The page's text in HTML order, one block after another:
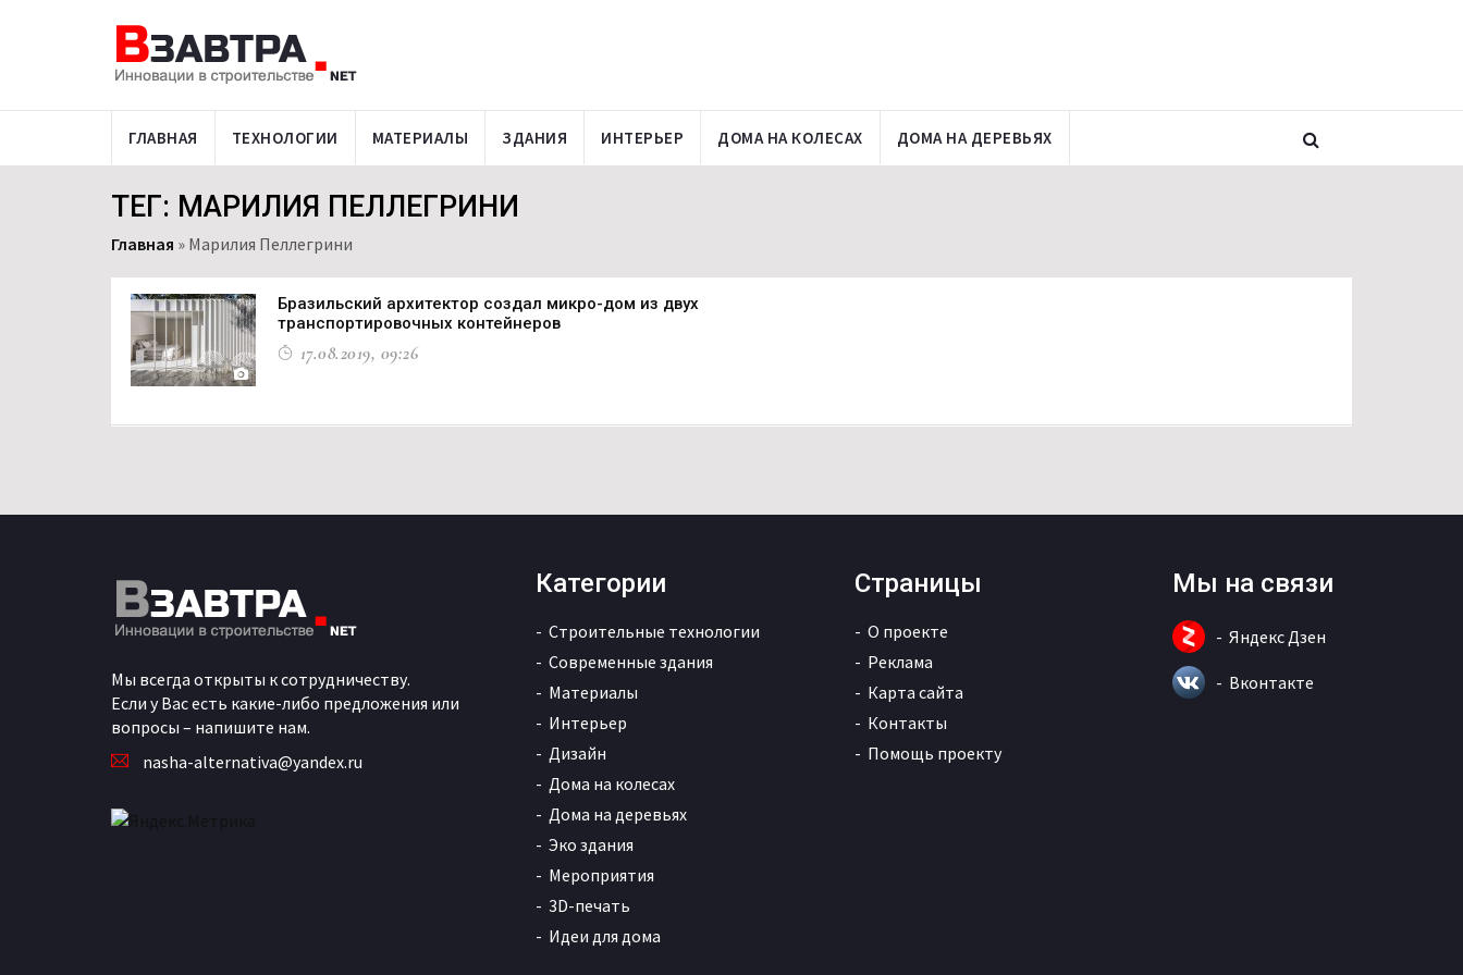
ГЛАВНАЯ ТЕХНОЛОГИИ МАТЕРИАЛЫ ЗДАНИЯ ИНТЕРЬЕР ДОМА НА КОЛЕСАХ ДОМА НА ДЕРЕВЬЯХ
ТЕГ: МАРИЛИЯ ПЕЛЛЕГРИНИ
Главная » Марилия Пеллегрини
Бразильский архитектор создал микро-дом из двух
транспортировочных контейнеров
17.08.2019, 09:26
Мы всегда открыты к сотрудничеству.
Если у Вас есть какие-либо предложения или
вопросы – напишите нам.
nasha-alternativa@yandex.ru
Категории
Строительные технологии
Современные здания
Материалы
Интерьер
Дизайн
Дома на колесах
Дома на деревьях
Эко здания
Мероприятия
3D-печать
Идеи для дома
Страницы
О проекте
Реклама
Карта сайта
Контакты
Помощь проекту
Мы на связи
Яндекс Дзен
Вконтакте